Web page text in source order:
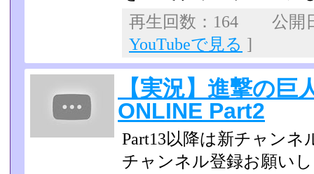
再生回数：164 公開
YouTubeで見る ]
【実況】進撃の
ONLINE Part2
Part13以降は新チャン
チャンネル登録お願い